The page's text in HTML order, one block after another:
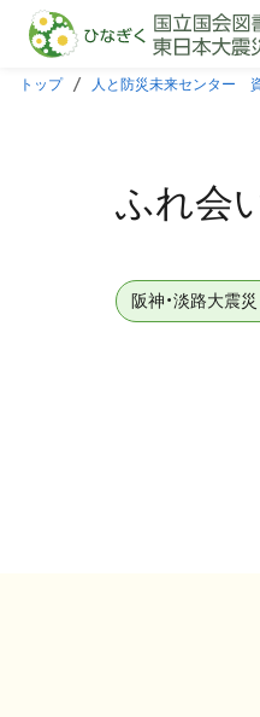
本文に飛ぶ
トップ 人と防災未来センター
ふれ会
阪神・淡路大震